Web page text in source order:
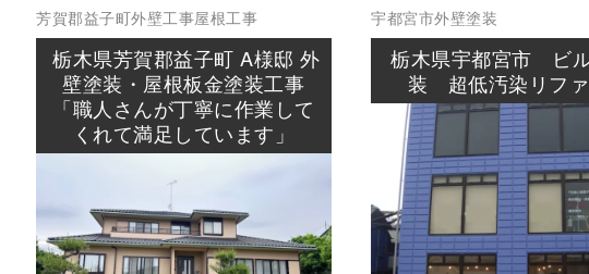
芳賀郡益子町外壁工事屋根工事
栃木県芳賀郡益子町 A様邸 外
壁塗装・屋根板金塗装工事
「職人さんが丁寧に作業して
くれて満足しています」
宇都宮市外壁塗装
栃木県宇都宮市 ビ
装 超低汚染リフ